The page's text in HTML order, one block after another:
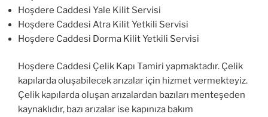
Hoşdere Caddesi Yale Kilit Servisi
Hoşdere Caddesi Atra Kilit Yetkili Servisi
Hoşdere Caddesi Dorma Kilit Yetkili Servisi
Hoşdere Caddesi Çelik Kapı Tamiri yapmaktadır. Çelik
kapılarda oluşabilecek arızalar için hizmet vermekteyiz.
Çelik kapılarda oluşan arızalardan bazıları menteşeden
kaynaklıdır, bazı arızalar ise kapınıza bakım